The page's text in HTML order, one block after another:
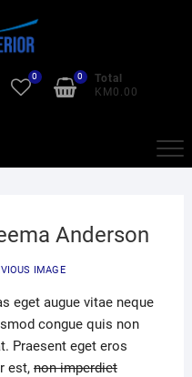
0
Total
KM0.00
0
Anderson
IMAGE
eget augue vitae neque
congue quis non
Praesent eget eros
est, non imperdiet